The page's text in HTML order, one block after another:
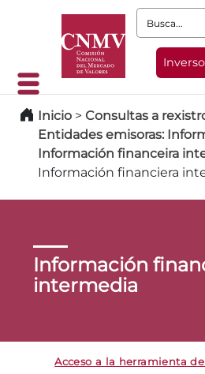
Busca:
Inicio > Consultas a
Entidades emisoras:
Información financeira
Información financiera
Información
intermedia
Acceso a la herramienta